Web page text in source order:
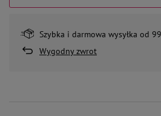
Szybka i darmowa wysyłka od
Wygodny zwrot